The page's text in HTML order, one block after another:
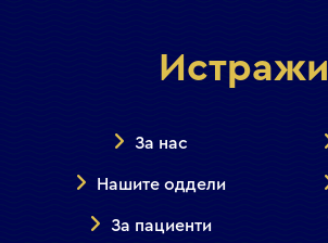
Истражи
За нас
Нашите оддели
За пациенти